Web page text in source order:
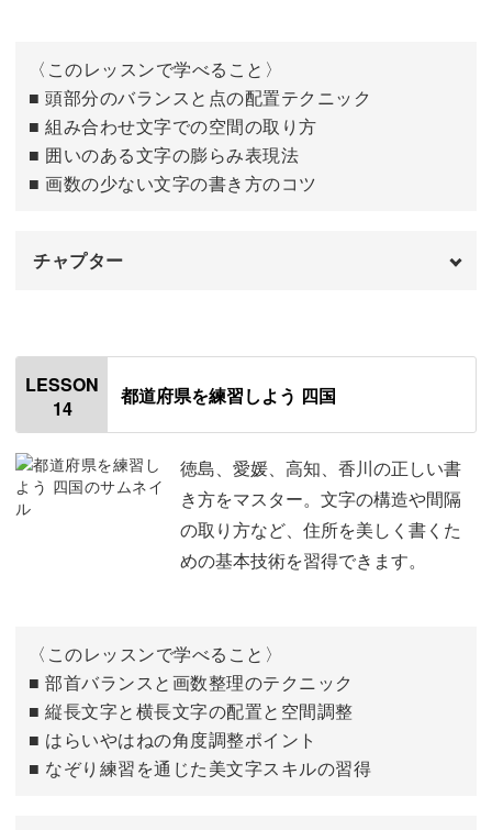
〈このレッスンで学べること〉
■ 頭部分のバランスと点の配置テクニック
■ 組み合わせ文字での空間の取り方
■ 囲いのある文字の膨らみ表現法
■ 画数の少ない文字の書き方のコツ
チャプター
「鳥取」
「島根」
「岡山」 10:04
13:59
LESSON
14
都道府県を練習しよう 四国
徳島、愛媛、高知、香川の正しい書
き方をマスター。文字の構造や間隔
の取り方など、住所を美しく書くた
めの基本技術を習得できます。
〈このレッスンで学べること〉
■ 部首バランスと画数整理のテクニック
■ 縦長文字と横長文字の配置と空間調整
■ はらいやはねの角度調整ポイント
■ なぞり練習を通じた美文字スキルの習得